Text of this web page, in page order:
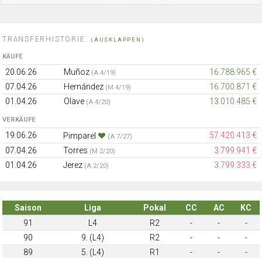
TRANSFERHISTORIE: (AUSKLAPPEN)
KÄUFE
20.06.26 Muñoz (A 4/19)
16.788.965 €
07.04.26
Hernández (M 4/19)
16.700.871 €
01.04.26
Olave (A 4/20) 13.010.485 €
VERKÄUFE
19.06.26 Pimparel (A 7/27)
57.420.413 €
07.04.26
Torres (M 2/20)
3.799.941 €
01.04.26
Jerez (A 2/20) 3.799.333 €
Saison Liga Pokal CC AC
KC
91
L4 R2 - -
-
90
9. (L4) R2 - -
-
89
5. (L4) R1 - - -